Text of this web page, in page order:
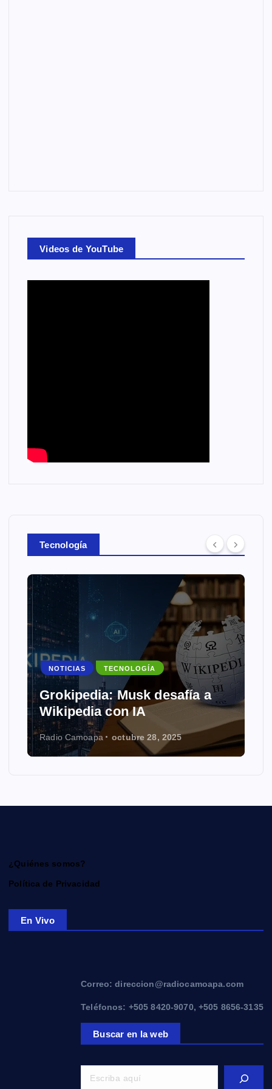
Videos de YouTube
Tecnología
NOTICIAS TECNOLOGÍA
Grokipedia: Musk desafía a
Wikipedia con IA
Radio Camoapa octubre 28, 2025
¿Quiénes somos?
Política de Privacidad
En Vivo
Correo: direccion@radiocamoapa.com
Teléfonos: +505 8420-9070, +505 8656-3135
Buscar en la web